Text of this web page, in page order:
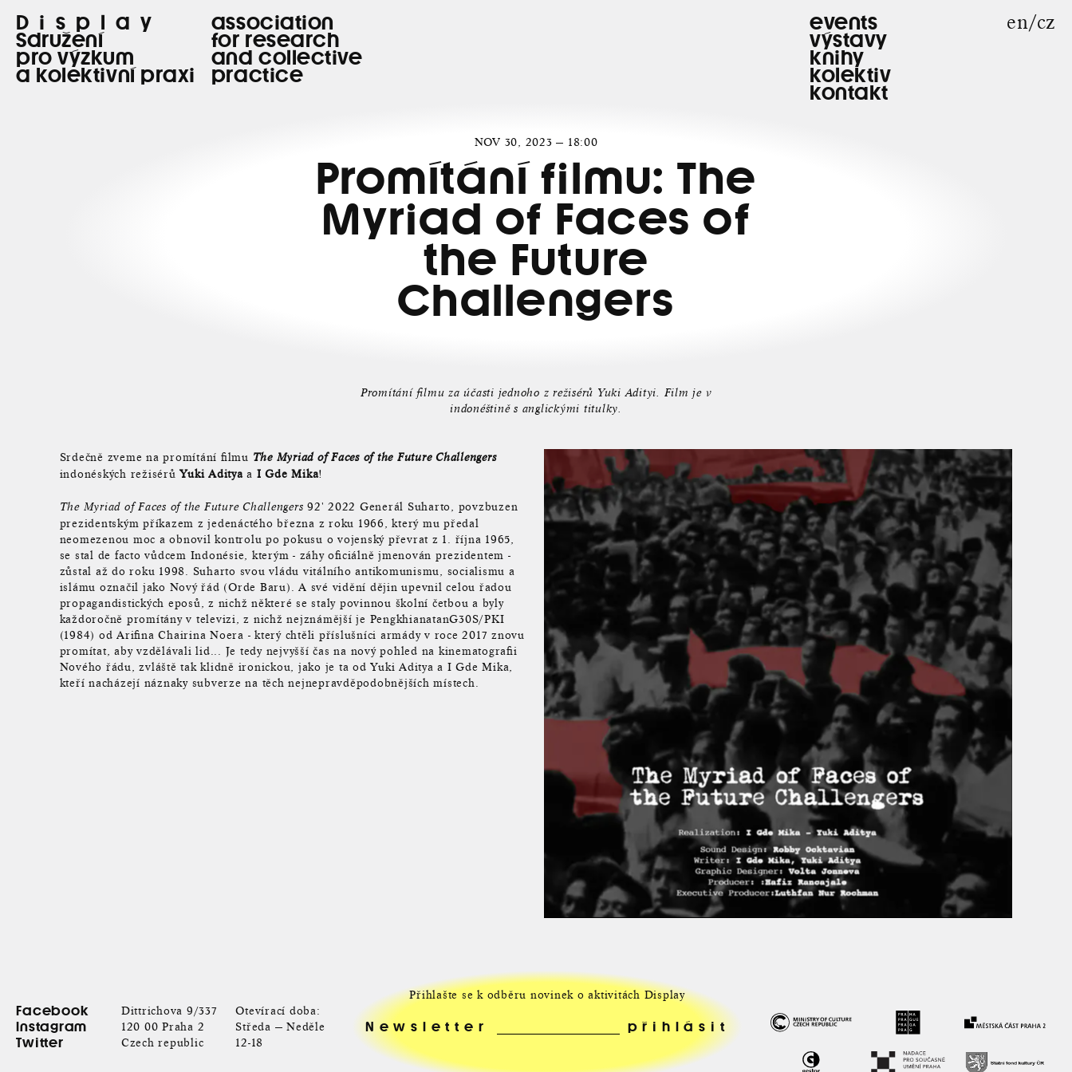
Display
Sdružení
pro výzkum
a kolektivní praxi
association
for research
and collective
practice
events
výstavy
knihy
kolektiv
kontakt
en cz
NOV 30, 2023 — 18:00
Promítání filmu: The
Myriad of Faces of
the Future
Challengers
Promítání filmu za účasti jednoho z režisérů Yuki Adityi. Film je v
indonéštině s anglickými titulky.
Srdečně zveme na promítání filmu The Myriad of Faces of the Future Challengers
indonéských režisérůYuki Adityaa I Gde Mika!
The Myriad of Faces of the Future Challengers 92' 2022 Generál Suharto, povzbuzen
prezidentským příkazem z jedenáctého března z roku 1966, který mu předal
neomezenou moc a obnovil kontrolu po pokusu o vojenský převrat z 1. října 1965,
se stal de facto vůdcem Indonésie, kterým - záhy oficiálně jmenován prezidentem -
zůstal až do roku 1998. Suharto svou vládu vitálního antikomunismu, socialismu a
islámu označil jako Nový řád (Orde Baru). A své vidění dějin upevnil celou řadou
propagandistických eposů, z nichž některé se staly povinnou školní četbou a byly
každoročně promítány v televizi, z nichž nejznámější je PengkhianatanG30S/PKI
(1984) od Arifina Chairina Noera - který chtěli příslušníci armády v roce 2017 znovu
promítat, aby vzdělávali lid... Je tedy nejvyšší čas na nový pohled na kinematografii
Nového řádu, zvláště tak klidně ironickou, jako je ta od Yuki Aditya a I Gde Mika,
kteří nacházejí náznaky subverze na těch nejnepravděpodobnějších místech.
Dittrichova 9/337
120 00 Praha 2
Czech republic
Otevírací doba:
Středa — Neděle
12-18
Facebook
Instagram
Twitter
Přihlašte se k odběru novinek o aktivitách Display
Newsletter